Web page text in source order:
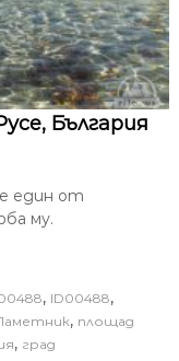
България
един от
му.
, ID00488,
, площад
, град